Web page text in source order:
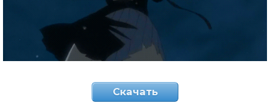
Скачать